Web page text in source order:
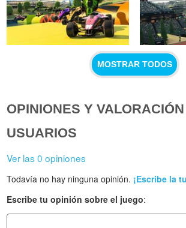
MOSTRAR TODOS
OPINIONES Y
USUARIOS
Ver las 0 opiniones
Todavía no hay ninguna opinión. ¡Escribe la
Escribe tu opinión sobre el juego: